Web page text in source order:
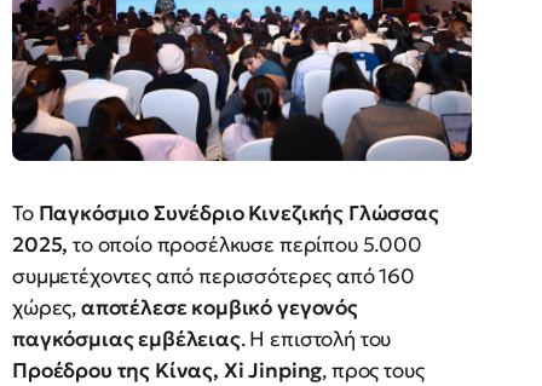
Το Παγκόσμιο Συνέδριο Κινεζικής Γλώσσας
2025, το οποίο προσέλκυσε περίπου 5.000
συμμετέχοντες από περισσότερες από 160
χώρες,αποτέλεσε κομβικό γεγονός
παγκόσμιας εμβέλειας. Η επιστολή του
Προέδρου της Κίνας, Xi Jinping, προς τους